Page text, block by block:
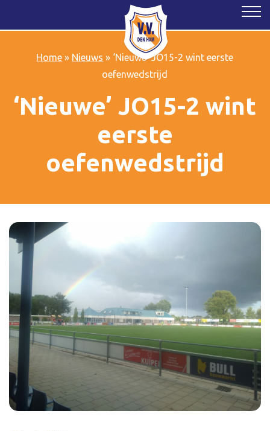
Home » Nieuws » ‘Nieuwe’ JO15-2 wint eerste
oefenwedstrijd
‘Nieuwe’ JO15-2 wint
eerste
oefenwedstrijd